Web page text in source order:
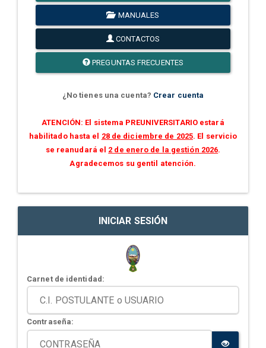
MANUALES
CONTACTOS
PREGUNTAS FRECUENTES
¿No tienes una cuenta? Crear cuenta
ATENCIÓN: El sistema PREUNIVERSITARIO estará
habilitado hasta el 28 de diciembre de 2025. El servicio
se reanudará el 2 de enero de la gestión 2026.
Agradecemos su gentil atención.
INICIAR SESIÓN
Carnet de identidad:
Contraseña: